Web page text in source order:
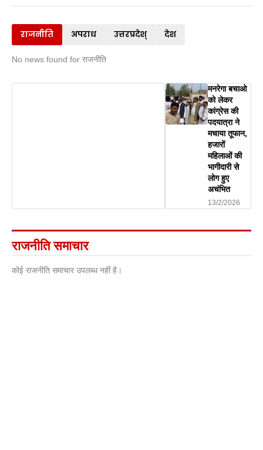
राजनीति अपराध उत्तरप्रदेश् देश
No news found for राजनीति
मनरेगा बचाओ
को लेकर
कांग्रेस की
पदयात्रा ने
मचाया तूफान,
हजारों
महिलाओं की
भागीदारी से
लोग हुए
अचंभित
13/2/2026
राजनीति समाचार
कोई राजनीति समाचार उपलब्ध नहीं है।